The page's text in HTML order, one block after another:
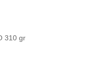
310 gr